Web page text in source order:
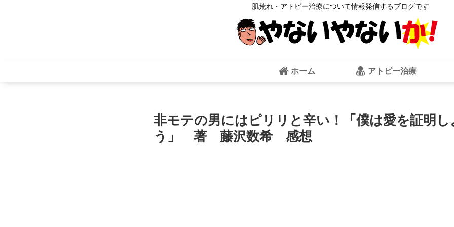
肌荒れ・アトピー治療について情報発信するブログです
ホーム アトピー治療
非モテの男にはピリリと辛い！「僕は愛を証明
う」 著 藤沢数希 感想